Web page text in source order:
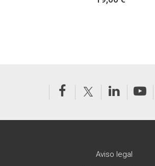
Aviso legal